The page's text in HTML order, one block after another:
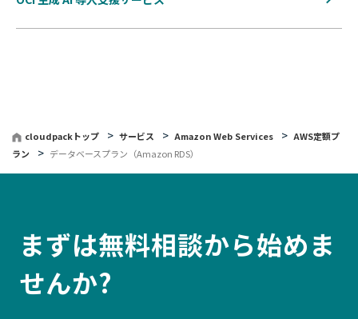
cloudpackトップ サービス Amazon Web Services
AWS定額プ
ラン
データベースプラン（Amazon RDS）
まずは無料相談から始めま
せんか?